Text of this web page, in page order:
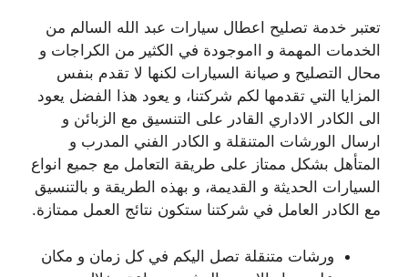
تعتبر خدمة تصليح اعطال سيارات عبد الله السالم من
الخدمات المهمة و ااموجودة في الكثير من الكراجات و
محال التصليح و صيانة السيارات لكنها لا تقدم بنفس
المزايا التي تقدمها لكم شركتنا، و يعود هذا الفضل يعود
الى الكادر الاداري القادر على التنسيق مع الزبائن و
ارسال الورشات المتنقلة و الكادر الفني المدرب و
المتأهل بشكل ممتاز على طريقة التعامل مع جميع انواع
السيارات الحديثة و القديمة، و بهذه الطريقة و بالتنسيق
مع الكادر العامل في شركتنا ستكون نتائج العمل ممتازة.
ورشات متنقلة تصل اليكم في كل زمان و مكان